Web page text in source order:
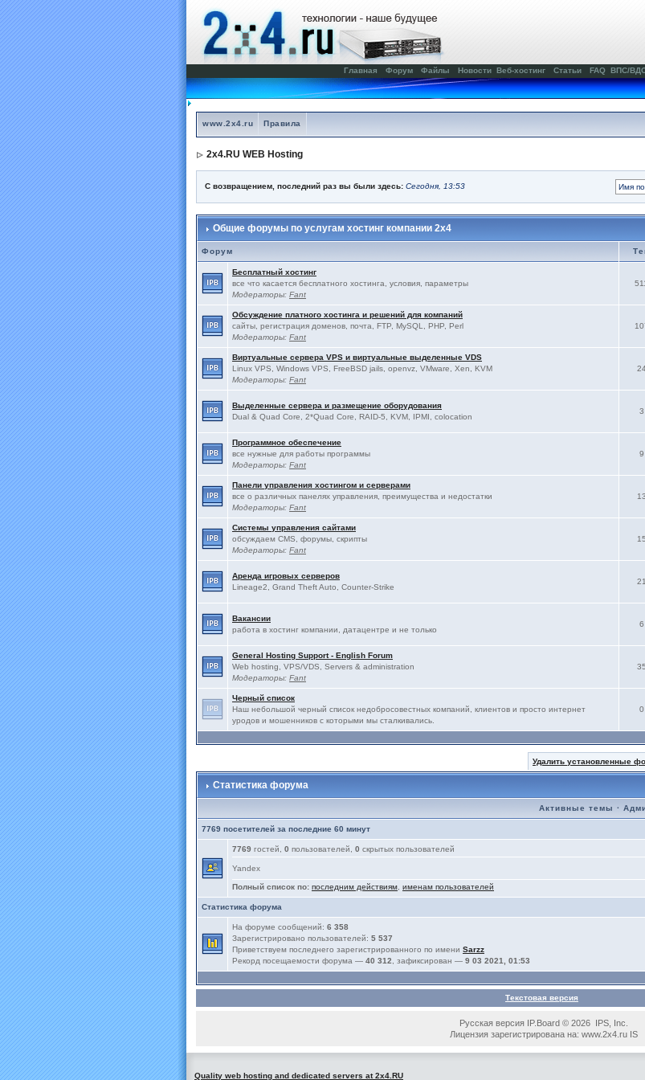
Главная Форум Файлы Новости Веб-хостинг Статьи FAQ ВПС/
www.2x4.ru Правила
2x4.RU WEB Hosting
С возвращением, последний раз вы были здесь: Сегодня, 13:53
Общие форумы по услугам хостинг компании 2x4
Форум
Бесплатный хостинг
все что касается бесплатного хостинга, условия, параметры
Модераторы: Fant
Обсуждение платного хостинга и решений для компаний
сайты, регистрация доменов, почта, FTP, MySQL, PHP, Perl
Модераторы: Fant
Виртуальные сервера VPS и виртуальные выделенные VDS
Linux VPS, Windows VPS, FreeBSD jails, openvz, VMware, Xen, KVM
Модераторы: Fant
Выделенные сервера и размещение оборудования
Dual & Quad Core, 2*Quad Core, RAID-5, KVM, IPMI, colocation
3
Программное обеспечение
все нужные для работы программы
Модераторы: Fant
9
Панели управления хостингом и серверами
все о различных панелях управления, преимущества и недостатки
Модераторы: Fant
13
Системы управления сайтами
обсуждаем CMS, форумы, скрипты
Модераторы: Fant
15
Аренда игровых серверов
Lineage2, Grand Theft Auto, Counter-Strike
21
Вакансии
работа в хостинг компании, датацентре и не только
6
General Hosting Support - English Forum
Web hosting, VPS/VDS, Servers & administration
Модераторы: Fant
35
Черный список
Наш небольшой черный список недобросовестных компаний, клиентов и просто интернет
уродов и мошенников с которыми мы сталкивались.
0
Удалить установленные
Статистика форума
Активные темы ·
7769 посетителей за последние 60 минут
7769 гостей, 0 пользователей, 0 скрытых пользователей
Yandex
Полный список по: последним действиям именам пользователей
Статистика форума
На форуме сообщений: 6 358
Зарегистрировано пользователей: 5 537
Приветствуем последнего зарегистрированного по имени Sarzz
Рекорд посещаемости форума — 40 312 , зафиксирован — 9 03 2021, 01:53
Текстовая версия
Русская версия IP.Board © 2026 IPS, Inc.
Лицензия зарегистрирована на: www.2x4.ru IS
Quality web hosting and dedicated servers at 2x4.RU